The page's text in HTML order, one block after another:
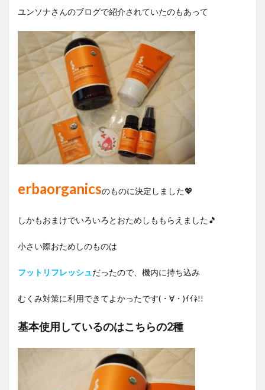
ユンソナさんのブログで紹介されていたのもあって
erbaorganicsのものに決定しました💖
しかもおまけでいろいろとおためしももらえました🎵
小さい際おためしのものは
フットリフレッシュだったので、機内に持ち込み
むくみ対策に利用できてよかったです(・∀・)ｲｲﾈ!!
基本使用しているのはこちらの2種